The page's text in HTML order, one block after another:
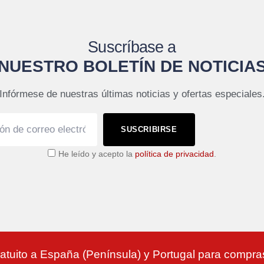
Suscríbase a
BOLETÍN DE
Infórmese de nuestras últimas noticias y ofertas especiales.
SUSCRIBIRSE
He leído y acepto la política de privacidad
a España (Península) y Portugal para